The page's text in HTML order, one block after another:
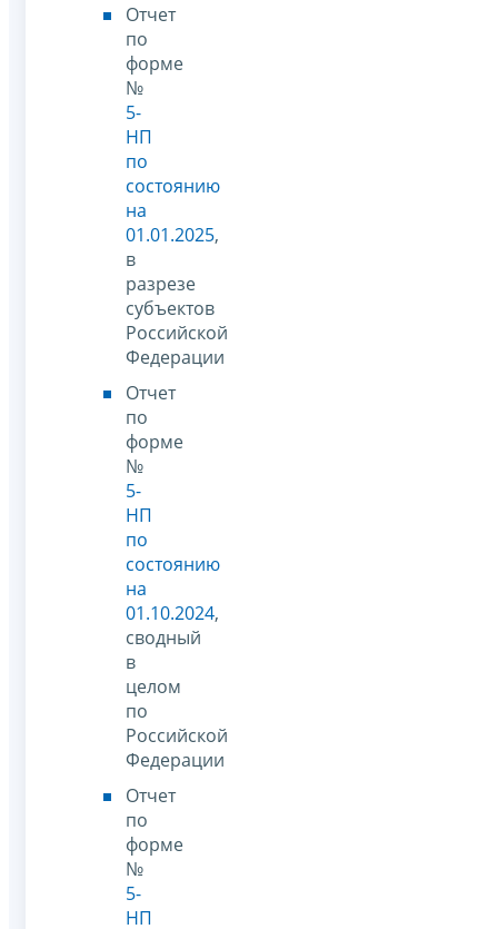
Отчет
по
форме
№
5-
НП
по
состоянию
на
01.01.2025,
в
разрезе
субъектов
Российской
Федерации
Отчет
по
форме
№
5-
НП
по
состоянию
на
01.10.2024,
сводный
в
целом
по
Российской
Федерации
Отчет
по
форме
№
5-
НП